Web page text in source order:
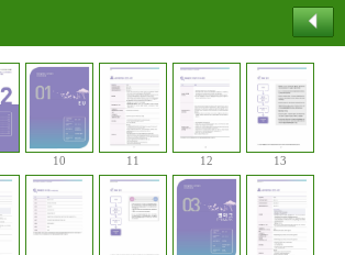
10 11 12 13